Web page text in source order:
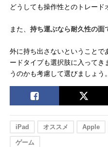
どうしても操作性とのトレード
また、 持ち運ぶなら耐久性の面
外に持ち出さないということで
ードタイプも選択肢に入って
うのかも考慮して選びましょう。
iPad オススメ Apple
ゲーム